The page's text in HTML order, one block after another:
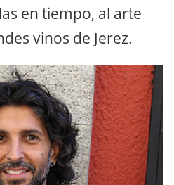
en tiempo, al arte
vinos de Jerez.